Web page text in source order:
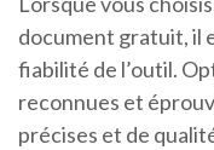
document gratuit, il
fiabilité de l’outil.
reconnues et
précises et de